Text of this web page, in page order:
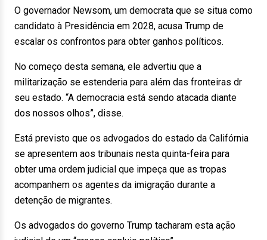
O governador Newsom, um democrata que se situa como
candidato à Presidência em 2028, acusa Trump de
escalar os confrontos para obter ganhos políticos.
No começo desta semana, ele advertiu que a
militarização se estenderia para além das fronteiras dr
seu estado. “A democracia está sendo atacada diante
dos nossos olhos”, disse.
Está previsto que os advogados do estado da Califórnia
se apresentem aos tribunais nesta quinta-feira para
obter uma ordem judicial que impeça que as tropas
acompanhem os agentes da imigração durante a
detenção de migrantes.
Os advogados do governo Trump tacharam esta ação